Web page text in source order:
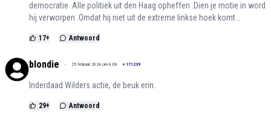
democratie .Alle politiek uit den Haag opheffen .Dien je motie in word
hij verworpen .Omdat hij niet uit de extreme linkse hoek komt ..
17+ Antwoord
blondie 29 februari 2024 om 8:08 + 171239
Inderdaad Wilders actie, de beuk erin.
29+ Antwoord